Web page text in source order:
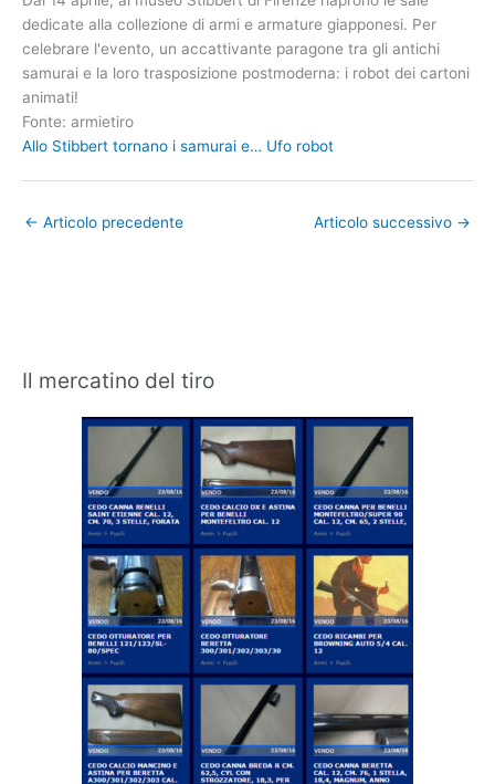
dedicate alla collezione di armi e armature giapponesi. Per
celebrare l'evento, un accattivante paragone tra gli antichi
samurai e la loro trasposizione postmoderna: i robot dei cartoni
animati!
Fonte: armietiro
Allo Stibbert tornano i samurai e… Ufo robot
← Articolo precedente Articolo successivo →
Il mercatino del tiro